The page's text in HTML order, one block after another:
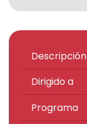
El
evento
Descripción
Dirigido a
Programa